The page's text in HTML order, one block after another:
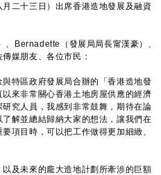
二十三日）出席香港造地發展及融資
Bernadette（發展局局長甯漢豪）、
媒朋友、各位市民：
特區政府發展局合辦的「香港造地發
來非常關心香港土地房屋供應的經濟
究人員，我感到非常鼓舞，期待在論
解並總結歸納大家的想法，讓我們在
項目時，可以把工作做得更加細緻、
及未來的龐大造地計劃所牽涉的巨額